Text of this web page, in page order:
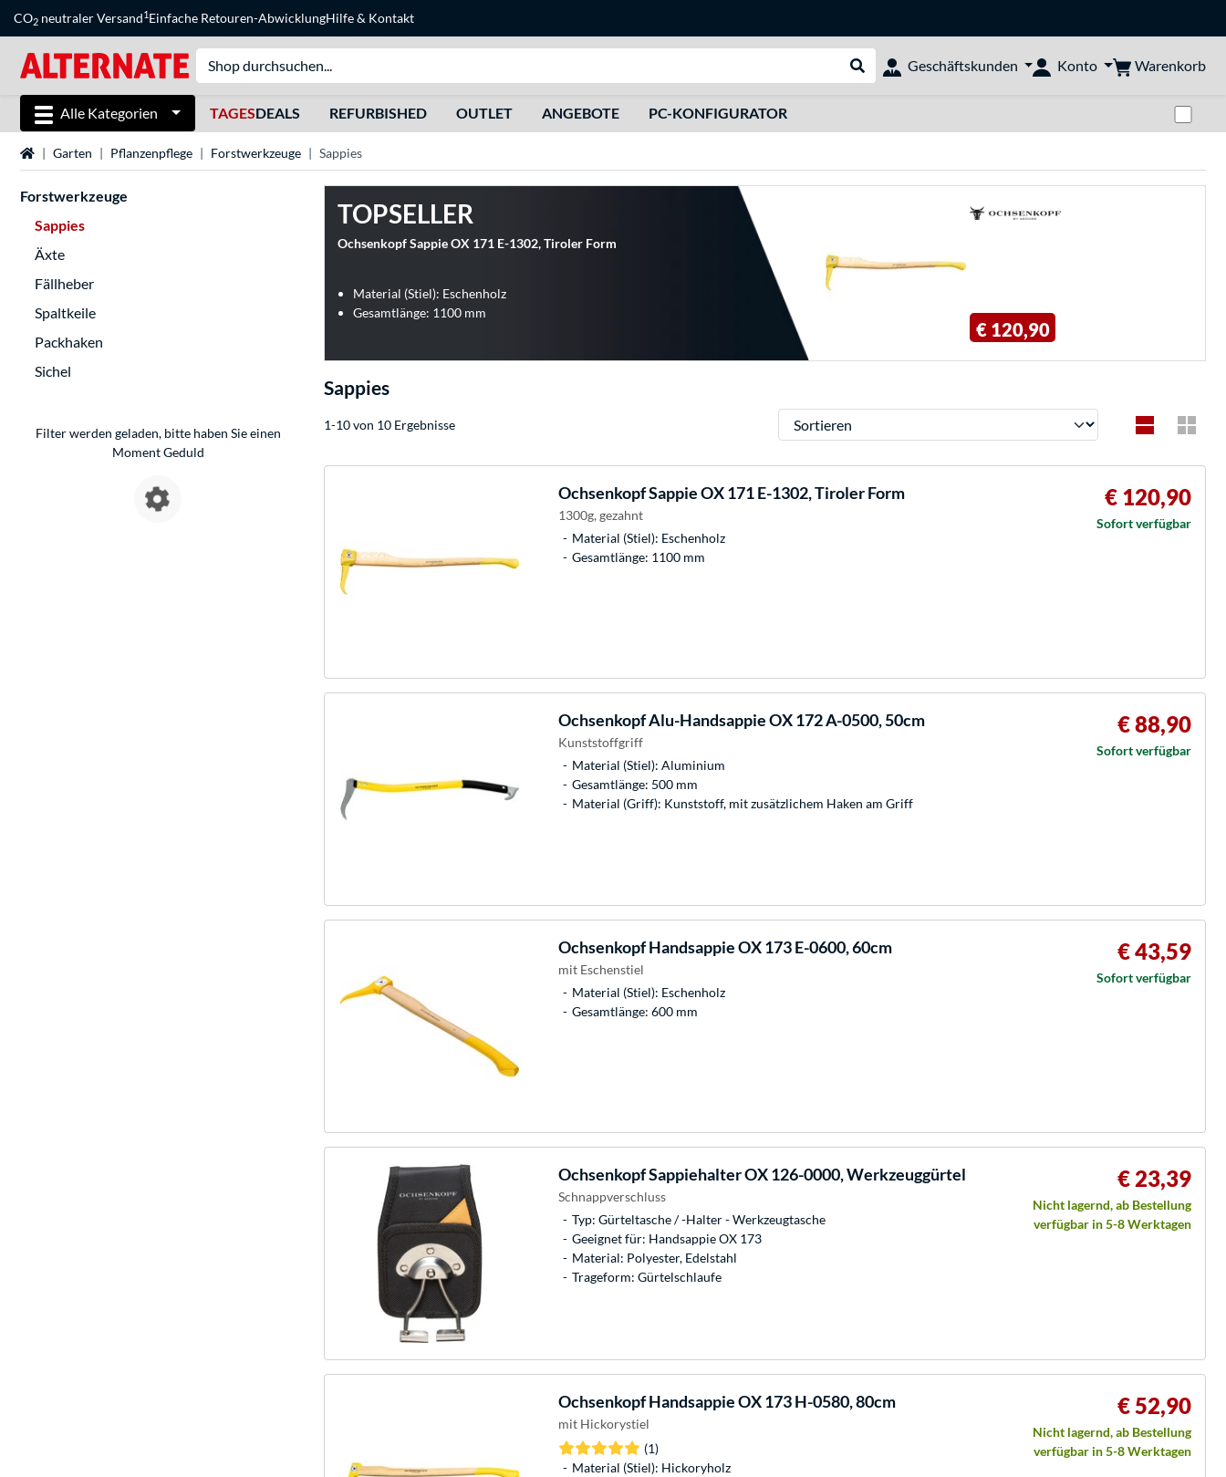
CO2 neutraler Versand1Einfache Retouren-AbwicklungHilfe& Kontakt
Suche durchführen
Geschäftskunden Konto Warenkorb
Alle Kategorien TAGESDEALS REFURBISHED OUTLET ANGEBOTE PC-KONFIGURATOR
StartseiteGarten Pflanzenpflege Forstwerkzeuge Sappies
Forstwerkzeuge
Sappies
Äxte
Fällheber
Spaltkeile
Packhaken
Sichel
Filter werden geladen, bitte haben Sie einen
Moment Geduld
TOPSELLER
Ochsenkopf Sappie OX 171 E-1302, Tiroler Form
Material (Stiel): Eschenholz
Gesamtlänge: 1100 mm
€ 120,90
Sappies
1-10 von 10 Ergebnisse Sortieren
OchsenkopfSappie OX 171 E-1302, Tiroler Form
1300g, gezahnt
Material (Stiel): Eschenholz
Gesamtlänge: 1100 mm
€ 120,90
Sofort verfügbar
OchsenkopfAlu-Handsappie OX 172 A-0500, 50cm
Kunststoffgriff
Material (Stiel): Aluminium
Gesamtlänge: 500 mm
Material (Griff): Kunststoff, mit zusätzlichem Haken am Griff
€ 88,90
Sofort verfügbar
OchsenkopfHandsappie OX 173 E-0600, 60cm
mit Eschenstiel
Material (Stiel): Eschenholz
Gesamtlänge: 600 mm
€ 43,59
Sofort verfügbar
OchsenkopfSappiehalter OX 126-0000, Werkzeuggürtel
Schnappverschluss
Typ: Gürteltasche / -Halter - Werkzeugtasche
Geeignet für: Handsappie OX 173
Material: Polyester, Edelstahl
Trageform: Gürtelschlaufe
€ 23,39
Nicht lagernd, ab Bestellung
verfügbar in 5-8 Werktagen
OchsenkopfHandsappie OX 173 H-0580, 80cm
mit Hickorystiel
(1)
Material (Stiel): Hickoryholz
€ 52,90
Nicht lagernd, ab Bestellung
verfügbar in 5-8 Werktagen